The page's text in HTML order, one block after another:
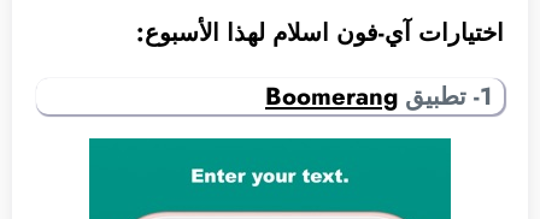
اختيارات آي-فون اسلام لهذا الأسبوع:
1- تطبيق
Boomerang